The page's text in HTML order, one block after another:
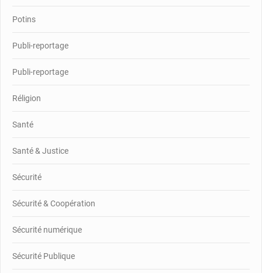
Potins
Publi-reportage
Publi-reportage
Réligion
Santé
Santé & Justice
Sécurité
Sécurité & Coopération
Sécurité numérique
Sécurité Publique